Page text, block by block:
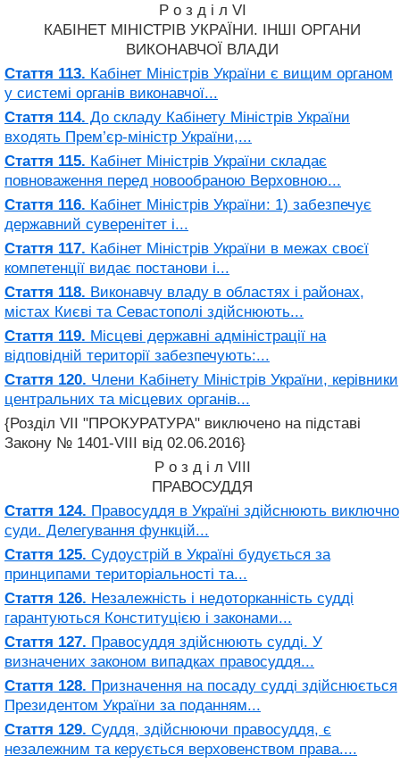
Р о з д і л VI
КАБІНЕТ МІНІСТРІВ УКРАЇНИ. ІНШІ ОРГАНИ
ВИКОНАВЧОЇ ВЛАДИ
Стаття 113. Кабінет Міністрів України є вищим органом
у системі органів виконавчої...
Стаття 114. До складу Кабінету Міністрів України
входять Прем’єр-міністр України,...
Стаття 115. Кабінет Міністрів України складає
повноваження перед новообраною Верховною...
Стаття 116. Кабінет Міністрів України: 1) забезпечує
державний суверенітет і...
Стаття 117. Кабінет Міністрів України в межах своєї
компетенції видає постанови і...
Стаття 118. Виконавчу владу в областях і районах,
містах Києві та Севастополі здійснюють...
Стаття 119. Місцеві державні адміністрації на
відповідній території забезпечують:...
Стаття 120. Члени Кабінету Міністрів України, керівники
центральних та місцевих органів...
{Розділ VII "ПРОКУРАТУРА" виключено на підставі
Закону № 1401-VIII від 02.06.2016}
Р о з д і л VIII
ПРАВОСУДДЯ
Стаття 124. Правосуддя в Україні здійснюють виключно
суди. Делегування функцій...
Стаття 125. Судоустрій в Україні будується за
принципами територіальності та...
Стаття 126. Незалежність і недоторканність судді
гарантуються Конституцією і законами...
Стаття 127. Правосуддя здійснюють судді. У
визначених законом випадках правосуддя...
Стаття 128. Призначення на посаду судді здійснюється
Президентом України за поданням...
Стаття 129. Суддя, здійснюючи правосуддя, є
незалежним та керується верховенством права....